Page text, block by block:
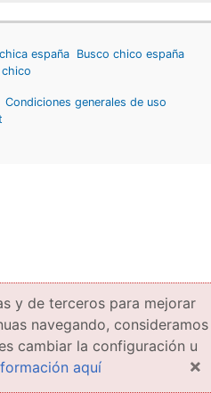
españa Busco chico españa
Condiciones generales de uso
y de terceros para mejorar
navegando, consideramos
cambiar la configuración u
aquí ×